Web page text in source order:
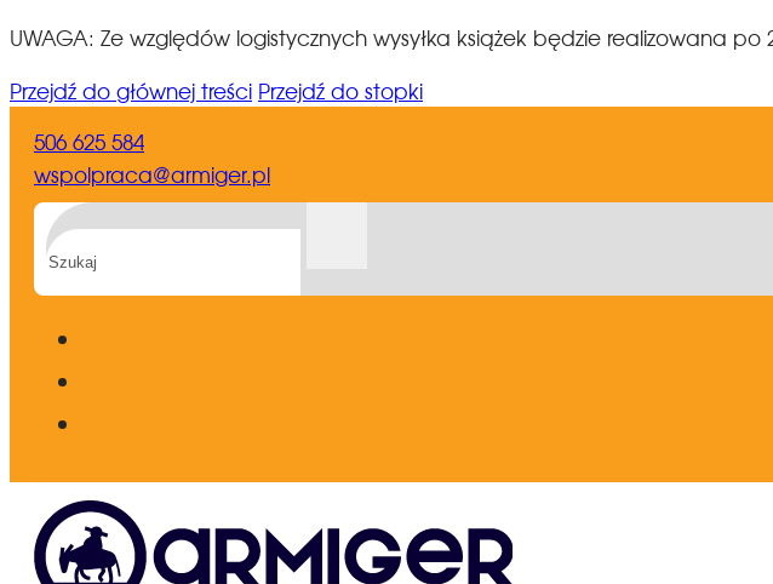
UWAGA: Ze względów logistycznych wysyłka książek będzie realizowana po
Przejdź do głównej treści Przejdź do stopki
506 625 584
wspolpraca@armiger.pl
Szukaj